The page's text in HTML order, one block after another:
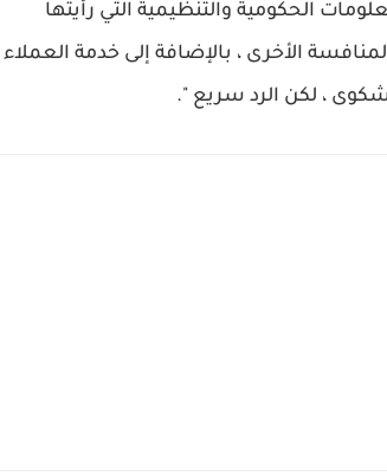
الحكومية والتنظيمية التي رأيتها
الأخرى ، بالإضافة إلى خدمة العملاء
شكوى ، لكن الرد سريع ".